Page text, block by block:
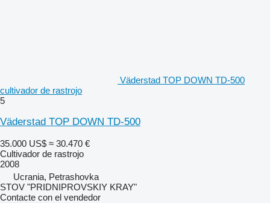
Väderstad TOP DOWN TD-500
cultivador de rastrojo
5
Väderstad TOP DOWN TD-500
35.000 US$ ≈ 30.470 €
Cultivador de rastrojo
2008
Ucrania, Petrashovka
STOV "PRIDNIPROVSKIY KRAY"
Contacte con el vendedor